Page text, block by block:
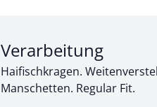
Abschnitt 2 von 3:
Verarbeitung
Haifischkragen.
Manschetten. Regular Fit.